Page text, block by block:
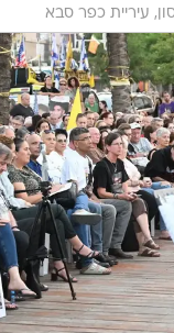
עיריית כפר סבא